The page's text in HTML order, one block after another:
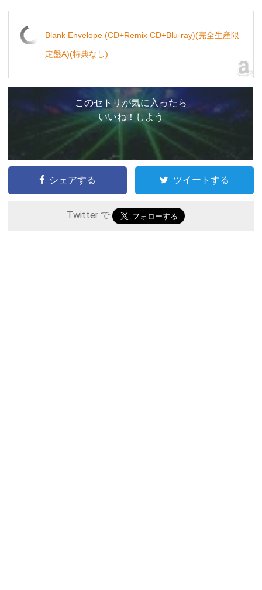
Blank Envelope (CD+Remix CD+Blu-ray)(完全生産限
定盤A)(特典なし)
このセトリが気に入ったら
いいね！しよう
シェアする ツイートする
Twitter で